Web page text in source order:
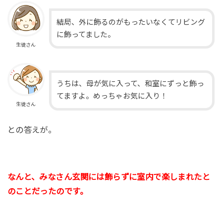
生徒さん
結局、外に飾るのがもったいなくてリビング
に飾ってました。
生徒さん
うちは、母が気に入って、和室にずっと飾っ
てますよ。めっちゃお気に入り！
との答えが。
なんと、みなさん玄関には飾らずに室内で楽しまれたと
のことだったのです。